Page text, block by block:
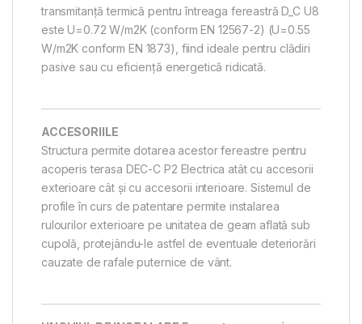
transmitanță termică pentru întreaga fereastră D_C U8
este U=0.72 W/m2K (conform EN 12567-2) (U=0.55
W/m2K conform EN 1873), fiind ideale pentru clădiri
pasive sau cu eficiență energetică ridicată.
ACCESORIILE
Structura permite dotarea acestor fereastre pentru
acoperis terasa DEC-C P2 Electrica atât cu accesorii
exterioare cât și cu accesorii interioare. Sistemul de
profile în curs de patentare permite instalarea
rulourilor exterioare pe unitatea de geam aflată sub
cupolă, protejându-le astfel de eventuale deteriorări
cauzate de rafale puternice de vânt.